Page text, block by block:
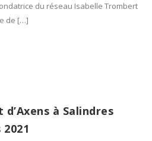
du réseau Isabelle Trombert
de […]
à Salindres